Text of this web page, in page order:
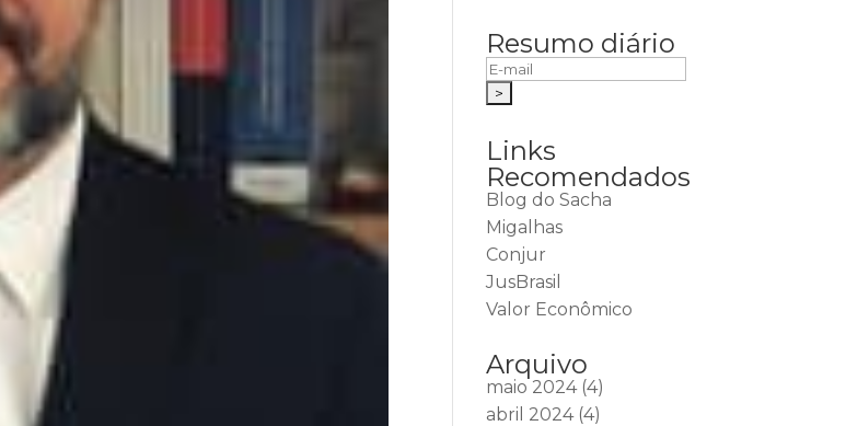
Resumo diário
Links
Recomendados
Blog do Sacha
Migalhas
Conjur
JusBrasil
Valor Econômico
Arquivo
maio 2024(4)
abril 2024(4)